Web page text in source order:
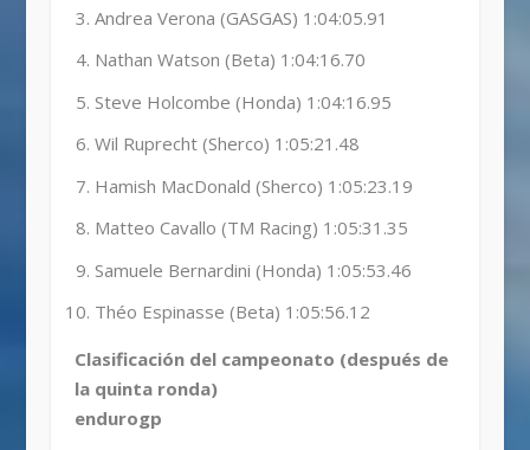
Andrea Verona (GASGAS) 1:04:05.91
Nathan Watson (Beta) 1:04:16.70
Steve Holcombe (Honda) 1:04:16.95
Wil Ruprecht (Sherco) 1:05:21.48
Hamish MacDonald (Sherco) 1:05:23.19
Matteo Cavallo (TM Racing) 1:05:31.35
Samuele Bernardini (Honda) 1:05:53.46
Théo Espinasse (Beta) 1:05:56.12
Clasificación del campeonato (después de
la quinta ronda)
endurogp